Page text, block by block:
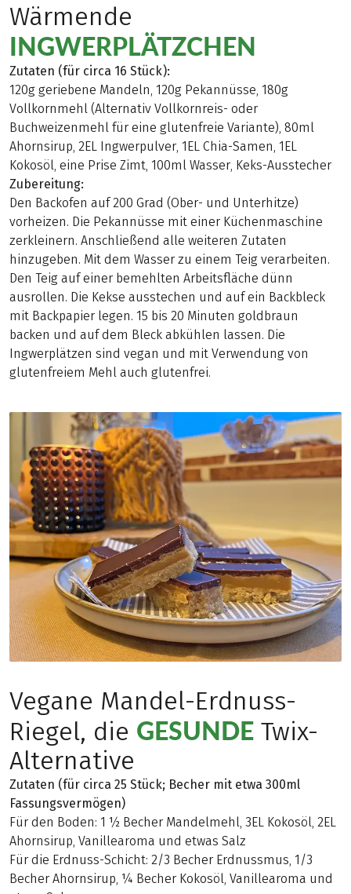
Wärmende
INGWERPLÄTZCHEN
Zutaten (für circa 16 Stück):
120g geriebene Mandeln, 120g Pekannüsse, 180g
Vollkornmehl (Alternativ Vollkornreis- oder
Buchweizenmehl für eine glutenfreie Variante), 80ml
Ahornsirup, 2EL Ingwerpulver, 1EL Chia-Samen, 1EL
Kokosöl, eine Prise Zimt, 100ml Wasser, Keks-Ausstecher
Zubereitung:
Den Backofen auf 200 Grad (Ober- und Unterhitze)
vorheizen. Die Pekannüsse mit einer Küchenmaschine
zerkleinern. Anschließend alle weiteren Zutaten
hinzugeben. Mit dem Wasser zu einem Teig verarbeiten.
Den Teig auf einer bemehlten Arbeitsfläche dünn
ausrollen. Die Kekse ausstechen und auf ein Backbleck
mit Backpapier legen. 15 bis 20 Minuten goldbraun
backen und auf dem Bleck abkühlen lassen. Die
Ingwerplätzen sind vegan und mit Verwendung von
glutenfreiem Mehl auch glutenfrei.
Vegane Mandel-Erdnuss-
Riegel, die GESUNDE Twix-
Alternative
Zutaten (für circa 25 Stück; Becher mit etwa 300ml
Fassungsvermögen)
Für den Boden: 1 ½ Becher Mandelmehl, 3EL Kokosöl, 2EL
Ahornsirup, Vanillearoma und etwas Salz
Für die Erdnuss-Schicht: 2/3 Becher Erdnussmus, 1/3
Becher Ahornsirup, ¼ Becher Kokosöl, Vanillearoma und